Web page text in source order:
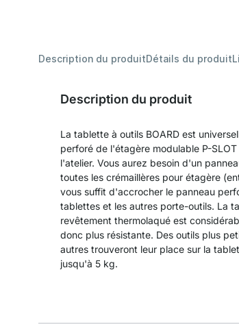
Description du produitDétails du produit
Description du produit
La tablette à outils BOARD est
perforé de l'étagère modulable P-
l'atelier. Vous aurez besoin d'un
toutes les crémaillères pour étagère
vous suffit d'accrocher le panneau
tablettes et les autres porte-outils. La
revêtement thermolaqué est
donc plus résistante. Des outils plus
autres trouveront leur place sur la
jusqu'à 5 kg.